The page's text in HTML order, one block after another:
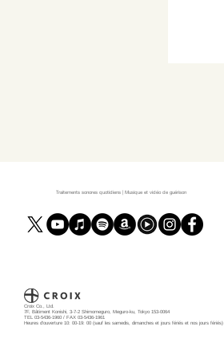
Traitements sonores quotidiens | Musique et vidéo de guérison
Croix Co., Ltd.
7F, Bâtiment Konishi, 3-7-2 Shimomeguro, Meguro-ku, Tokyo 153-0064
TEL 03-5436-1960 / FAX 03-5436-1961
Heures d'ouverture 10: 00-19: 00 (sauf les samedis, dimanches et jours fériés et nos jours fériés)